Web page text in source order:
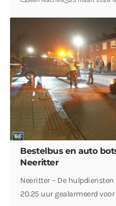
Bestelbus en auto
Neeritter
Neeritter – De
20.25 uur gealarmeerd voor